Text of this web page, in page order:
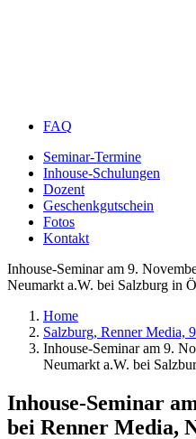
FAQ
Seminar-Termine
Inhouse-Schulungen
Dozent
Geschenkgutschein
Fotos
Kontakt
Inhouse-Seminar am 9.
Neumarkt a.W. bei Salzburg in
Home
Salzburg, Renner Media,
Inhouse-Seminar am 9.
Neumarkt a.W. bei
Inhouse-Seminar
bei Renner Media,